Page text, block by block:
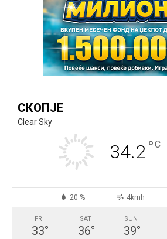
СКОПЈЕ
Clear Sky
34.2°C
20 % 4kmh
FRI
33°
SAT
36°
SUN
39°